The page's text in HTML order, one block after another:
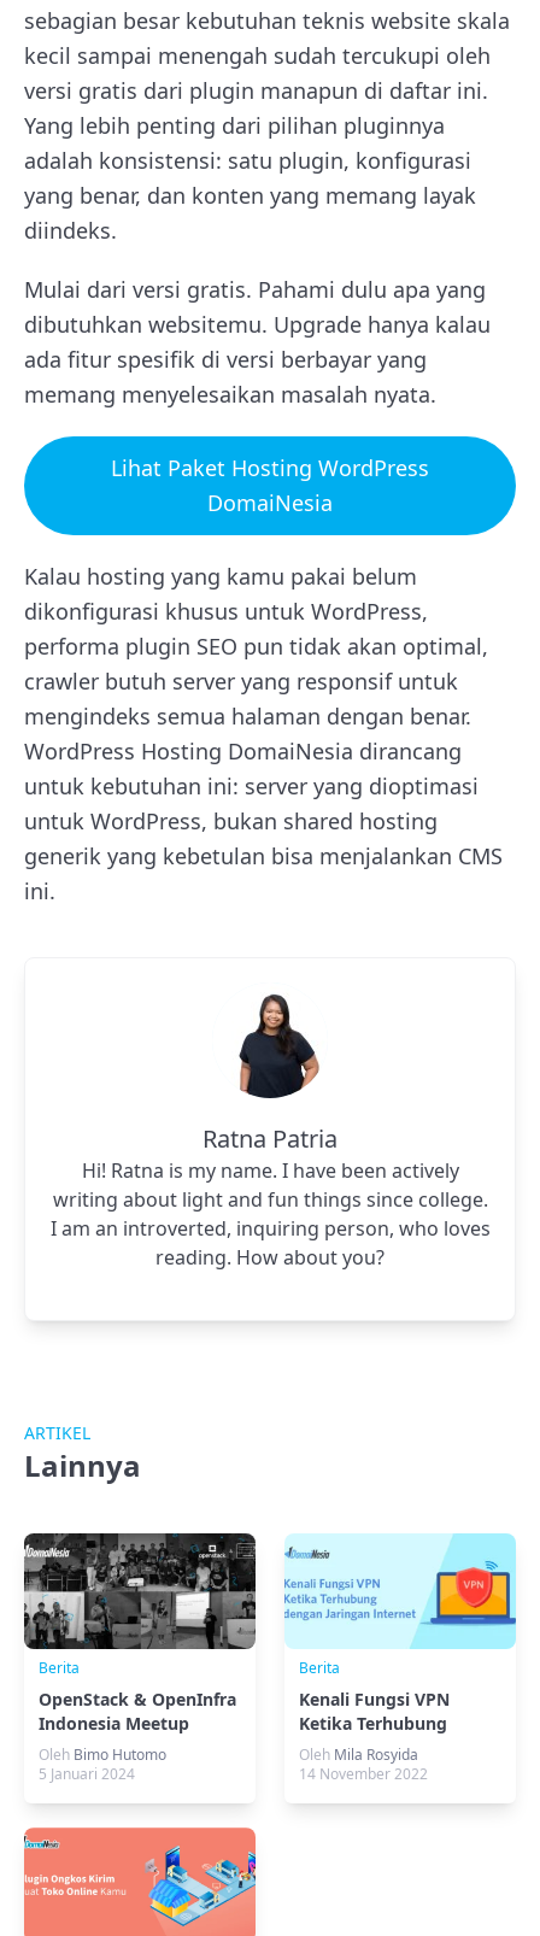
sebagian besar kebutuhan teknis website skala
kecil sampai menengah sudah tercukupi oleh
versi gratis dari plugin manapun di daftar ini.
Yang lebih penting dari pilihan pluginnya
adalah konsistensi: satu plugin, konfigurasi
yang benar, dan konten yang memang layak
diindeks.
Mulai dari versi gratis. Pahami dulu apa yang
dibutuhkan websitemu. Upgrade hanya kalau
ada fitur spesifik di versi berbayar yang
memang menyelesaikan masalah nyata.
Lihat Paket Hosting WordPress
DomaiNesia
Kalau hosting yang kamu pakai belum
dikonfigurasi khusus untuk WordPress,
performa plugin SEO pun tidak akan optimal,
crawler butuh server yang responsif untuk
mengindeks semua halaman dengan benar.
WordPress Hosting DomaiNesia dirancang
untuk kebutuhan ini: server yang dioptimasi
untuk WordPress, bukan shared hosting
generik yang kebetulan bisa menjalankan CMS
ini.
Ratna Patria
Hi! Ratna is my name. I have been actively
writing about light and fun things since college.
I am an introverted, inquiring person, who loves
reading. How about you?
ARTIKEL
Lainnya
Berita
OpenStack & OpenInfra
Indonesia Meetup
Implementasi
Openstack Sebagai IaaS
Oleh Bimo Hutomo
5 Januari 2024
Berita
Kenali Fungsi VPN
Ketika Terhubung
dengan Jaringan
Internet
Oleh Mila Rosyida
14 November 2022